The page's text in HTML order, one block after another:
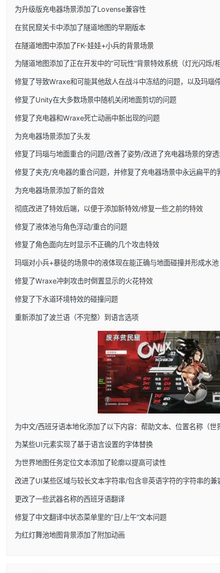
为升级版充电器场景添加了Lovense兼容性
在贫民窟关卡中添加了隧道地图的早期版本
在隧道地图中添加了FK-娃娃+小兵的背景场景
为隧道地图添加了正在开发中的”可玩性”背景特效系统（灯光闪烁/
修复了导致Wraxe和可能其他敌人在战斗中冻结的问题，以及玛瑙
修复了Unity在大多数场景中随机关闭地面剪切的问题
修复了充电器和Wraxe死亡动画中新出现的问题
为充电器场景添加了头发
修复了玛瑙与地面重合的问题/改善了姿势/改进了充电器场景的穿
修复了夹克/充电器的重合问题，并修复了充电器场景中永远扁平的
为充电器场景添加了新的音效
彻底改进了特效后端，以便于添加新特效/修复一些之前的特效
修复了液体池与角色浮动/重合的问题
修复了角色面向左时显示不正确的几个攻击特效
玛瑙对小兵+暴徒的场景中的液体现在能正确与地面碰撞并形成水池
修复了Wraxe冲刺攻击时倒置显示的火花特效
修复了下水道环境特效的碰撞问题
重新添加了波兰语（不完整）到语言选项
为中文/西班牙语本地化添加了以下内容：帮助文本、位置名称（
为某些UI元素实现了基于语言设置的字体替换
为世界地图任务定位文本添加了轮廓以提高可读性
改进了UI某些区域与较长文本字符串/包含非英语字符的字符串的兼
更改了一些武器名称的西班牙语翻译
修复了中文翻译中状态菜单里的”日/上午”文本问题
为红灯舞池地图背景添加了附加动画